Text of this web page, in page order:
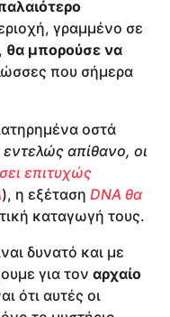
γραμμένο σε
θα μπορούσε να
που σήμερα
οστά
εντελώς απίθανο, οι
επιτυχώς
), η εξέταση DNA θα
καταγωγή τους.
δυνατό και με
για τον αρχαίο
ότι αυτές οι